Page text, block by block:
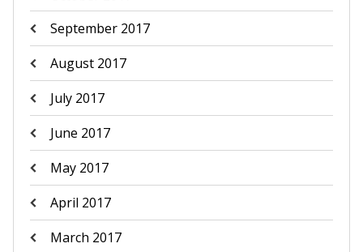
September 2017
August 2017
July 2017
June 2017
May 2017
April 2017
March 2017